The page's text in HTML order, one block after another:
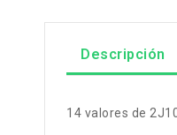
Descripción
14 valores de